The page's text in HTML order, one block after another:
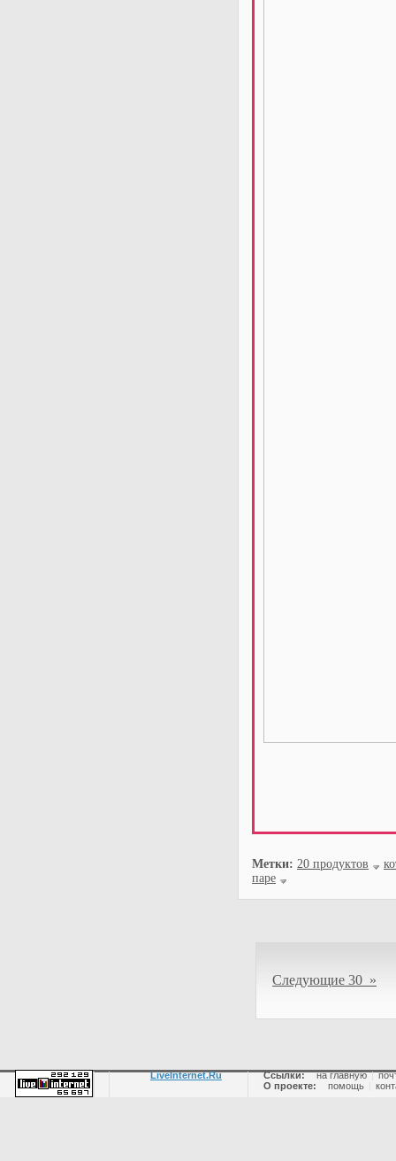
Метки: 20 продуктов
паре
Следующие 30 »
LiveInternet.Ru Ссылки: на главную |
О проекте:
помощь